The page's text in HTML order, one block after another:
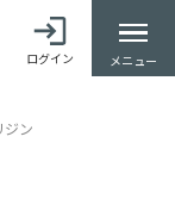
ログイン メニュー
ジン